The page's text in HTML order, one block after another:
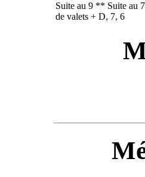
Suite au 9 ** Suite au
de valets + D, 7, 6